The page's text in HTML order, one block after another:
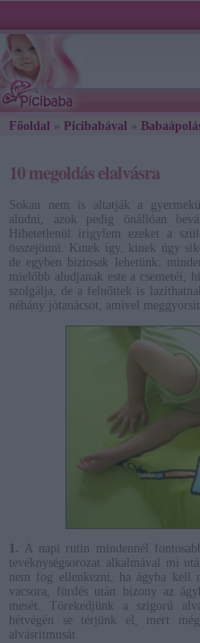
Főoldal » Picibabával » 2026.
10 megoldás elalvásra
Sokan nem is altatják a
aludni, azok pedig önállóan
Hihetetlenül irigylem ezeket a
összejönni. Kinek így, kinek úgy
de egyben biztosak lehetünk:
mielőbb aludjanak este a csemetéi,
szolgálja, de a felnőttek is
néhány jótanácsot, amivel
1. A napi rutin mindennél
tevéknységsorozat alkalmával mi
nem fog ellenkezni, ha ágyba kell
vacsora, fürdés után bizony az
mesét. Törekedjünk a szigorú
hétvégén se térjünk el, mert
alvásritmusát.